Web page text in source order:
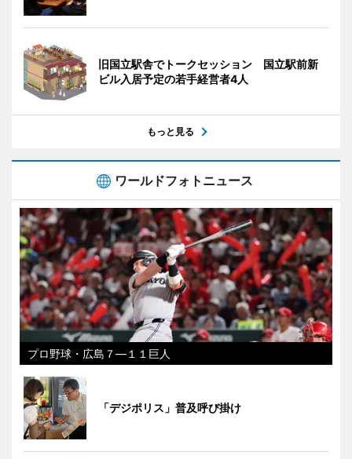
旧国立駅舎でトークセッション 国立駅前新
ビル入居予定の若手経営者4人
もっと見る
ワールドフォトニュース
プロ野球・広島７―１１巨人
「デジポリス」普及呼び掛け